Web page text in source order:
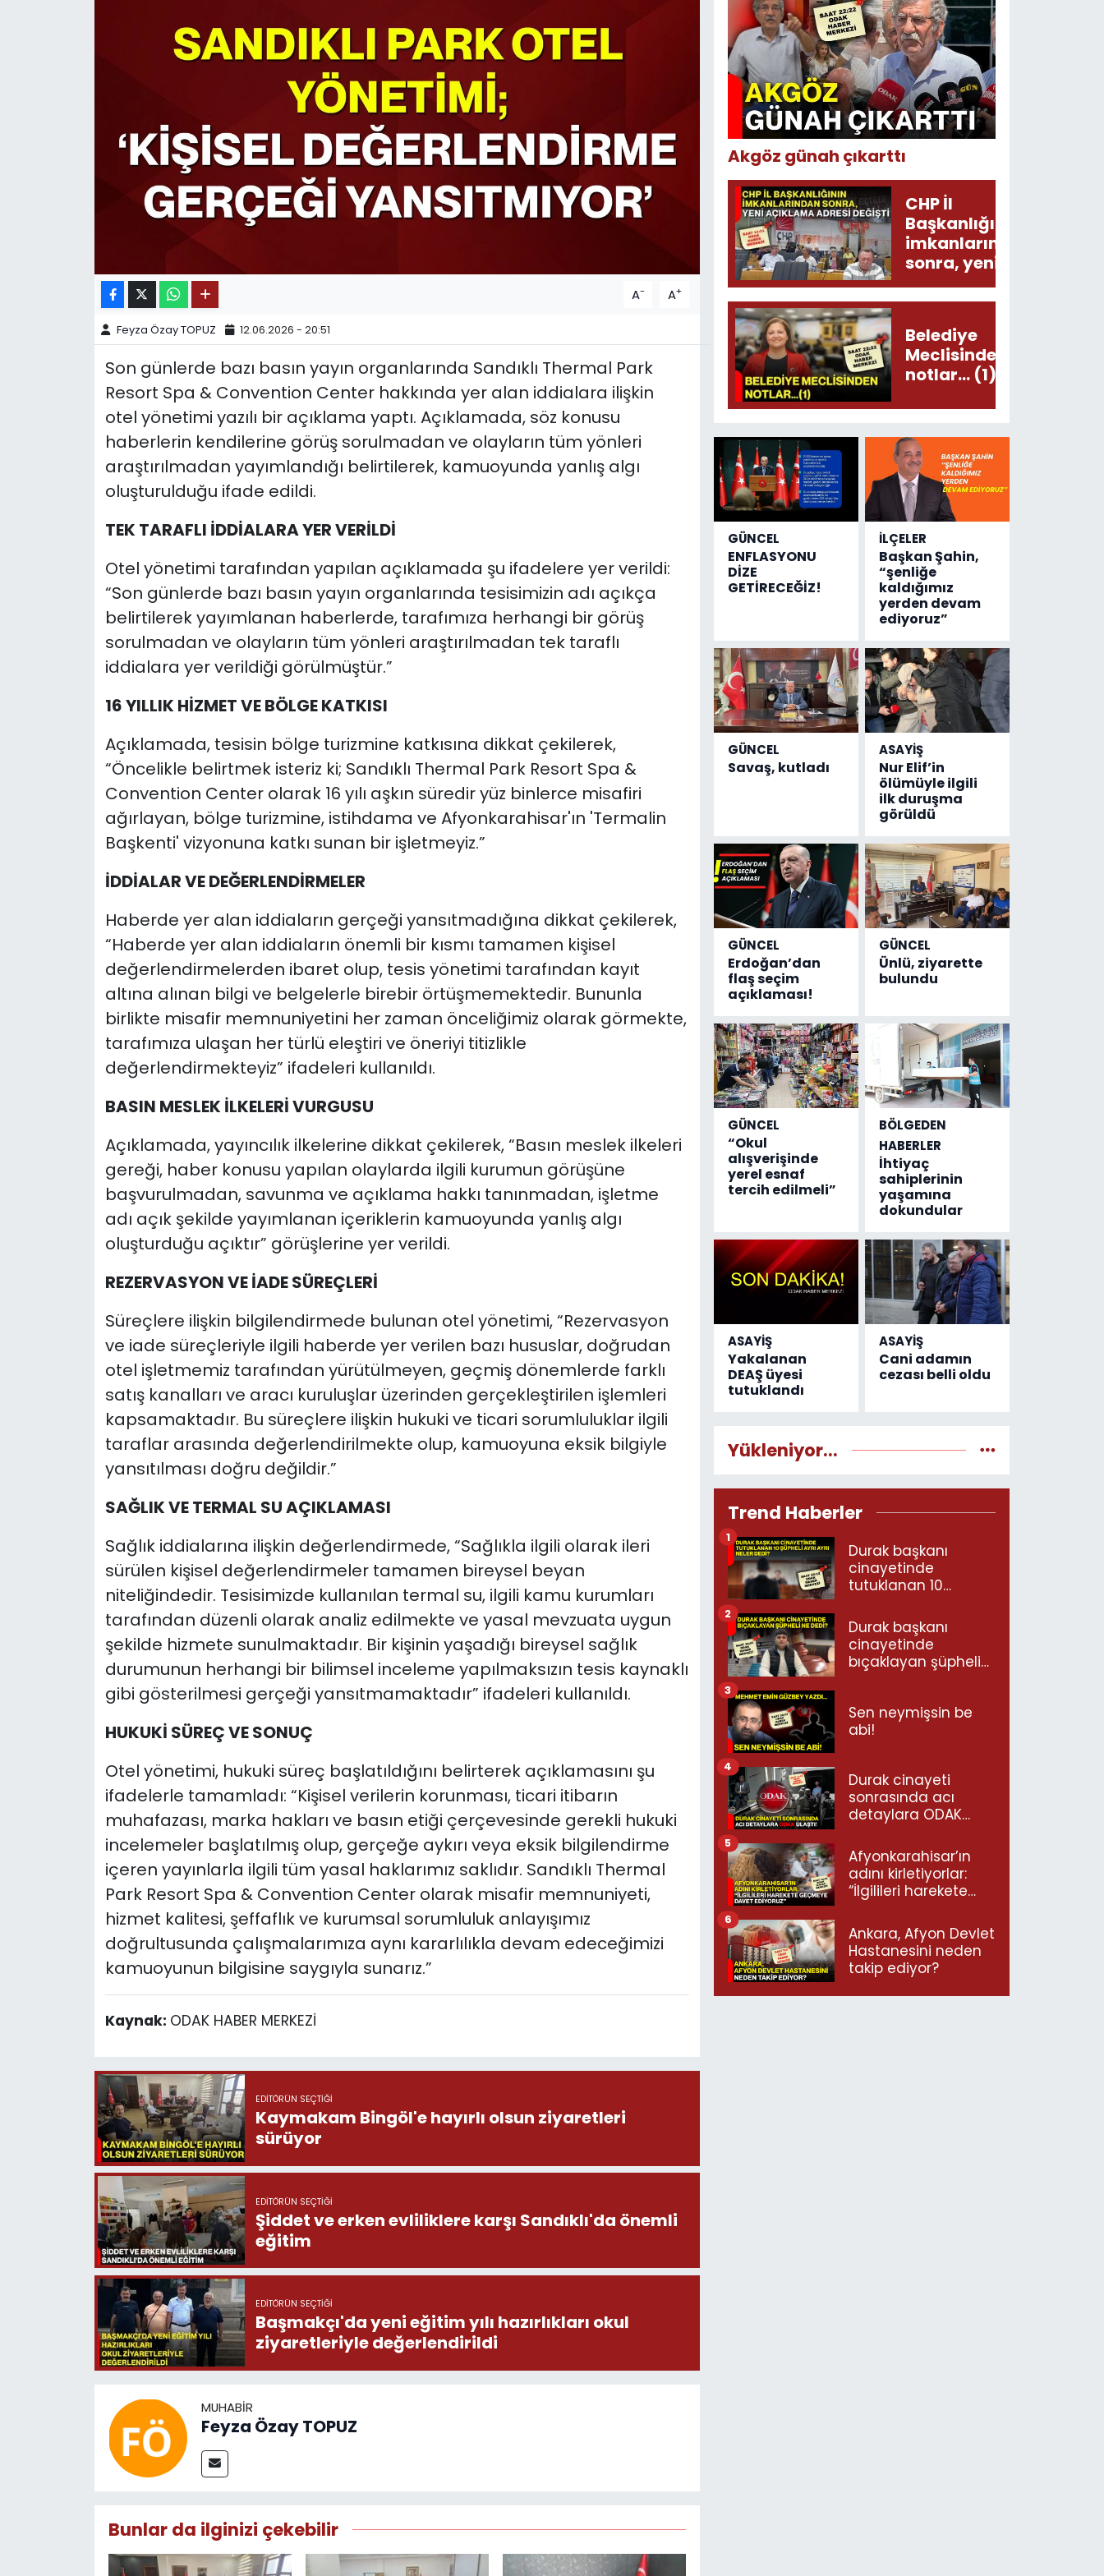
A- A+
Feyza Özay TOPUZ 12.06.2026 - 20:51
Son günlerde bazı basın yayın organlarında Sandıklı Thermal Park
Resort Spa & Convention Center hakkında yer alan iddialara ilişkin
otel yönetimi yazılı bir açıklama yaptı. Açıklamada, söz konusu
haberlerin kendilerine görüş sorulmadan ve olayların tüm yönleri
araştırılmadan yayımlandığı belirtilerek, kamuoyunda yanlış algı
oluşturulduğu ifade edildi.
TEK TARAFLI İDDİALARA YER VERİLDİ
Otel yönetimi tarafından yapılan açıklamada şu ifadelere yer verildi:
“Son günlerde bazı basın yayın organlarında tesisimizin adı açıkça
belirtilerek yayımlanan haberlerde, tarafımıza herhangi bir görüş
sorulmadan ve olayların tüm yönleri araştırılmadan tek taraflı
iddialara yer verildiği görülmüştür.”
16 YILLIK HİZMET VE BÖLGE KATKISI
Açıklamada, tesisin bölge turizmine katkısına dikkat çekilerek,
“Öncelikle belirtmek isteriz ki; Sandıklı Thermal Park Resort Spa &
Convention Center olarak 16 yılı aşkın süredir yüz binlerce misafiri
ağırlayan, bölge turizmine, istihdama ve Afyonkarahisar'ın 'Termalin
Başkenti' vizyonuna katkı sunan bir işletmeyiz.”
İDDİALAR VE DEĞERLENDİRMELER
Haberde yer alan iddiaların gerçeği yansıtmadığına dikkat çekilerek,
“Haberde yer alan iddiaların önemli bir kısmı tamamen kişisel
değerlendirmelerden ibaret olup, tesis yönetimi tarafından kayıt
altına alınan bilgi ve belgelerle birebir örtüşmemektedir. Bununla
birlikte misafir memnuniyetini her zaman önceliğimiz olarak görmekte,
tarafımıza ulaşan her türlü eleştiri ve öneriyi titizlikle
değerlendirmekteyiz” ifadeleri kullanıldı.
BASIN MESLEK İLKELERİ VURGUSU
Açıklamada, yayıncılık ilkelerine dikkat çekilerek, “Basın meslek ilkeleri
gereği, haber konusu yapılan olaylarda ilgili kurumun görüşüne
başvurulmadan, savunma ve açıklama hakkı tanınmadan, işletme
adı açık şekilde yayımlanan içeriklerin kamuoyunda yanlış algı
oluşturduğu açıktır” görüşlerine yer verildi.
REZERVASYON VE İADE SÜREÇLERİ
Süreçlere ilişkin bilgilendirmede bulunan otel yönetimi, “Rezervasyon
ve iade süreçleriyle ilgili haberde yer verilen bazı hususlar, doğrudan
otel işletmemiz tarafından yürütülmeyen, geçmiş dönemlerde farklı
satış kanalları ve aracı kuruluşlar üzerinden gerçekleştirilen işlemleri
kapsamaktadır. Bu süreçlere ilişkin hukuki ve ticari sorumluluklar ilgili
taraflar arasında değerlendirilmekte olup, kamuoyuna eksik bilgiyle
yansıtılması doğru değildir.”
SAĞLIK VE TERMAL SU AÇIKLAMASI
Sağlık iddialarına ilişkin değerlendirmede, “Sağlıkla ilgili olarak ileri
sürülen kişisel değerlendirmeler tamamen bireysel beyan
niteliğindedir. Tesisimizde kullanılan termal su, ilgili kamu kurumları
tarafından düzenli olarak analiz edilmekte ve yasal mevzuata uygun
şekilde hizmete sunulmaktadır. Bir kişinin yaşadığı bireysel sağlık
durumunun herhangi bir bilimsel inceleme yapılmaksızın tesis kaynaklı
gibi gösterilmesi gerçeği yansıtmamaktadır” ifadeleri kullanıldı.
HUKUKİ SÜREÇ VE SONUÇ
Otel yönetimi, hukuki süreç başlatıldığını belirterek açıklamasını şu
ifadelerle tamamladı: “Kişisel verilerin korunması, ticari itibarın
muhafazası, marka hakları ve basın etiği çerçevesinde gerekli hukuki
incelemeler başlatılmış olup, gerçeğe aykırı veya eksik bilgilendirme
içeren yayınlarla ilgili tüm yasal haklarımız saklıdır. Sandıklı Thermal
Park Resort Spa & Convention Center olarak misafir memnuniyeti,
hizmet kalitesi, şeffaflık ve kurumsal sorumluluk anlayışımız
doğrultusunda çalışmalarımıza aynı kararlılıkla devam edeceğimizi
kamuoyunun bilgisine saygıyla sunarız.”
Kaynak: ODAK HABER MERKEZİ
EDITÖRÜN SEÇTIĞI
Kaymakam Bingöl'e hayırlı olsun ziyaretleri
sürüyor
EDITÖRÜN SEÇTIĞI
Şiddet ve erken evliliklere karşı Sandıklı'da önemli
eğitim
EDITÖRÜN SEÇTIĞI
Başmakçı'da yeni eğitim yılı hazırlıkları okul
ziyaretleriyle değerlendirildi
MUHABIR
Feyza Özay TOPUZ
Bunlar da ilginizi çekebilir
Akgöz günah çıkarttı
CHP İl
Başkanlığının
imkanlarından
sonra, yeni
açıklama
adresi değişti!
Belediye
Meclisinden
notlar... (1)
GÜNCEL
ENFLASYONU
DİZE
GETİRECEĞİZ!
İLÇELER
Başkan Şahin,
“şenliğe
kaldığımız
yerden devam
ediyoruz”
GÜNCEL
Savaş, kutladı
ASAYİŞ
Nur Elif’in
ölümüyle ilgili
ilk duruşma
görüldü
GÜNCEL
Erdoğan’dan
flaş seçim
açıklaması!
GÜNCEL
Ünlü, ziyarette
bulundu
GÜNCEL
“Okul
alışverişinde
yerel esnaf
tercih edilmeli”
BÖLGEDEN
HABERLER
İhtiyaç
sahiplerinin
yaşamına
dokundular
ASAYİŞ
Yakalanan
DEAŞ üyesi
tutuklandı
ASAYİŞ
Cani adamın
cezası belli oldu
Yükleniyor...
Trend Haberler
Durak başkanı
cinayetinde
tutuklanan 10
neler dedi?
1
Durak başkanı
cinayetinde
bıçaklayan şüpheli
2
Sen neymişsin be
abi!
3
Durak cinayeti
sonrasında acı
detaylara ODAK
4
Afyonkarahisar’ın
adını kirletiyorlar:
“İlgilileri harekete
ediyoruz”
5
Ankara, Afyon Devlet
Hastanesini neden
takip ediyor?
6